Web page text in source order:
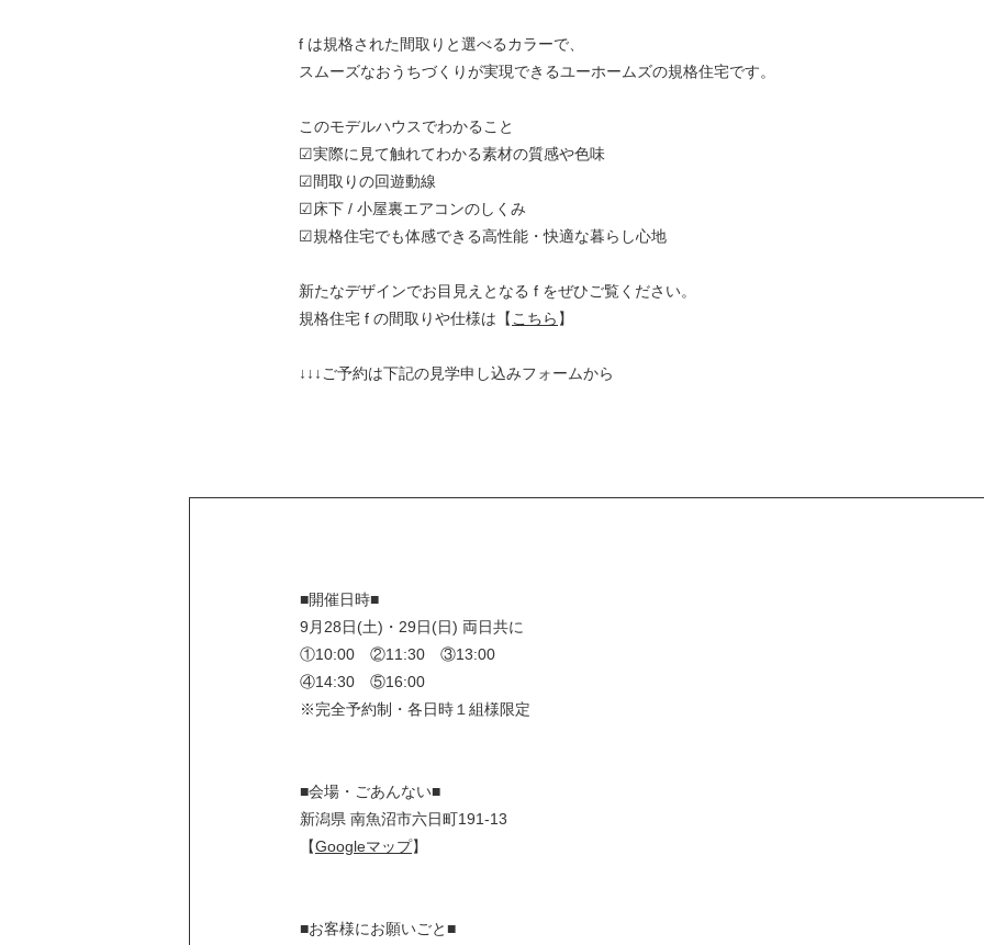
f は規格された間取りと選べるカラーで、
スムーズなおうちづくりが実現できるユーホームズの規格住宅です。
このモデルハウスでわかること
☑︎実際に見て触れてわかる素材の質感や色味
☑︎間取りの回遊動線
☑︎床下 / 小屋裏エアコンのしくみ
☑︎規格住宅でも体感できる高性能・快適な暮らし心地
新たなデザインでお目見えとなる f をぜひご覧ください。
規格住宅 f の間取りや仕様は【 こちら 】
↓↓↓ご予約は下記の見学申し込みフォームから
■開催日時■
9月28日(土)・29日(日) 両日共に
①10:00 ②11:30 ③13:00
④14:30 ⑤16:00
※完全予約制・各日時１組様限定
■会場・ごあんない■
新潟県 南魚沼市六日町191-13
【Googleマップ】
■お客様にお願いごと■